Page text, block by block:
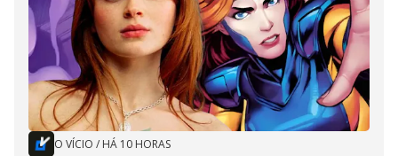
O VÍCIO / HÁ 10 HORAS